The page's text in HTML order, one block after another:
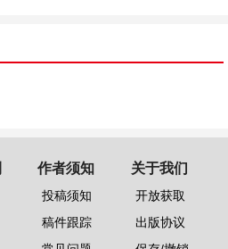
作者须知
投稿须知
稿件跟踪
关于我们
开放获取
出版协议